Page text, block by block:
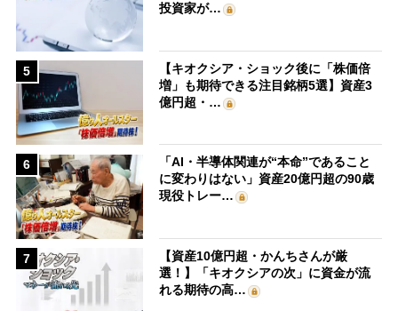
投資家が…
5
【キオクシア・ショック後に「株価倍
増」も期待できる注目銘柄5選】資産3
億円超・…
6
「AI・半導体関連が“本命”であること
に変わりはない」資産20億円超の90歳
現役トレー…
7
【資産10億円超・かんちさんが厳
選！】「キオクシアの次」に資金が流
れる期待の高…